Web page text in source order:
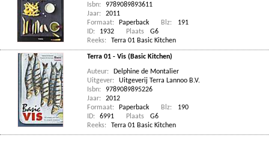
Isbn:
9789089893611
Jaar:
2011
Formaat:
Paperback Blz:
191
ID:
1932 Plaats
G6
Reeks:
Terra 01 Basic Kitchen
Terra 01 - Vis (Basic Kitchen)
Auteur:
Delphine de Montalier
Uitgever:
Uitgeverij Terra Lannoo B.V.
Isbn:
9789089895226
Jaar:
2012
Formaat:
Paperback Blz:
190
ID:
6991 Plaats
G6
Reeks:
Terra 01 Basic Kitchen